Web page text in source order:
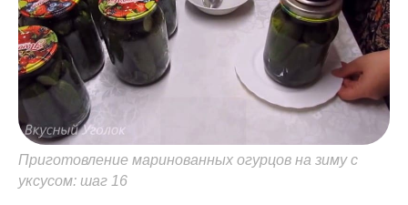
Приготовление маринованных огурцов на зиму с
уксусом: шаг 16